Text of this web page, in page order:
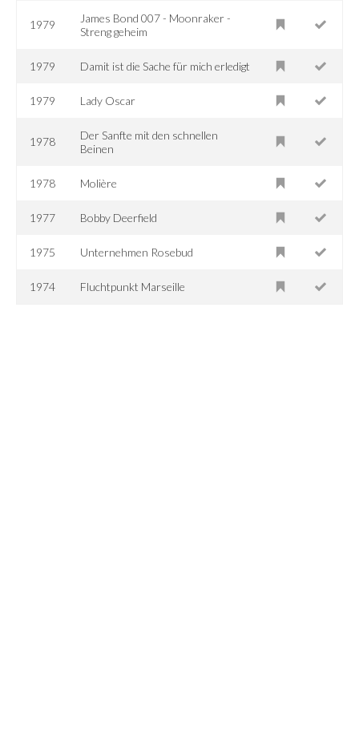
1979
James Bond 007 - Moonraker -
Streng geheim
1979 Damit ist die Sache für mich erledigt
1979 Lady Oscar
1978
Der Sanfte mit den schnellen
Beinen
1978 Molière
1977 Bobby Deerfield
1975 Unternehmen Rosebud
1974 Fluchtpunkt Marseille